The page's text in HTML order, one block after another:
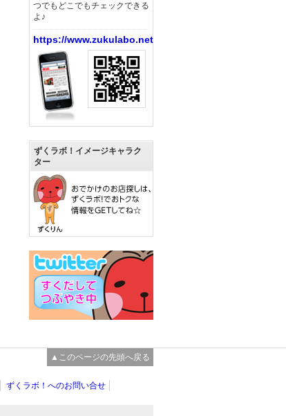
つでもどこでもチェックできる
よ♪
https://www.zukulabo.net/
ずくラボ！イメージキャラク
ター
▲このページの先頭へ戻る
ずくラボ！へのお問い合せ